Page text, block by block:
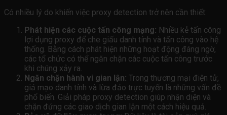
Có nhiều lý do khiến việc proxy detection trở nên cần thiết:
Phát hiện các cuộc tấn công mạng: Nhiều kẻ tấn công
lợi dụng proxy để che giấu danh tính và tấn công vào hệ
thống. Bằng cách phát hiện những hoạt động đáng ngờ,
các tổ chức có thể ngăn chặn các cuộc tấn công trước
khi chúng xảy ra.
Ngăn chặn hành vi gian lận: Trong thương mại điện tử,
giả mạo danh tính và lừa đảo trực tuyến là những vấn đề
phổ biến. Giải pháp proxy detection giúp nhận diện và
chặn đứng các giao dịch gian lận một cách hiệu quả.